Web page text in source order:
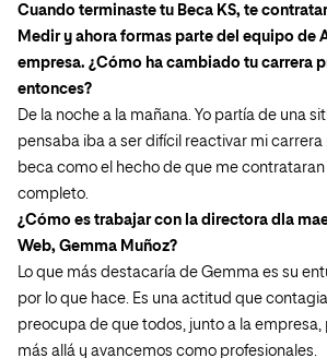
Cuando terminaste tu Beca KS, te
Medir y ahora formas parte del equipo de
empresa. ¿Cómo ha cambiado tu carrera
entonces?
De la noche a la mañana. Yo partía de una
pensaba iba a ser difícil reactivar mi
beca como el hecho de que me
completo.
¿Cómo es trabajar con la directora dla
Web, Gemma Muñoz?
Lo que más destacaría de Gemma es su
por lo que hace. Es una actitud que
preocupa de que todos, junto a la empresa,
más allá y avancemos como profesionales.